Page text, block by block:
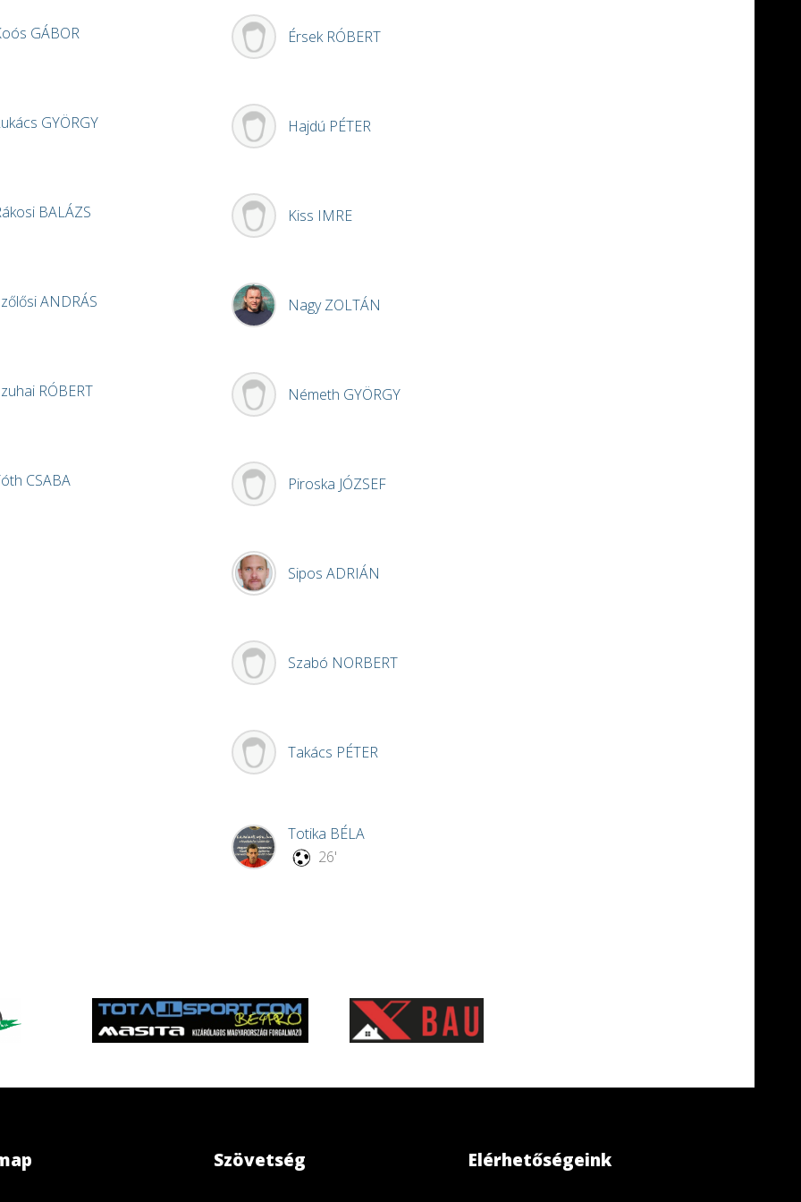
GÁBOR
GYÖRGY
BALÁZS
ANDRÁS
RÓBERT
CSABA
Érsek RÓBERT
Hajdú PÉTER
Kiss IMRE
NagyZOLTÁN
Németh GYÖRGY
Piroska JÓZSEF
Sipos ADRIÁN
Szabó NORBERT
Takács PÉTER
Totika BÉLA
26'
Szövetség Elérhetőségeink